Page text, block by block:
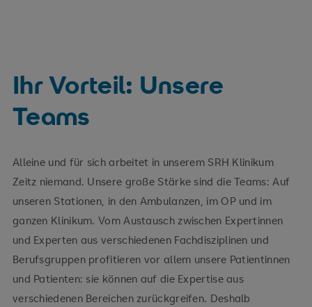
Ihr Vorteil: Unsere
Teams
Alleine und für sich arbeitet in unserem SRH Klinikum
Zeitz niemand. Unsere große Stärke sind die Teams: Auf
unseren Stationen, in den Ambulanzen, im OP und im
ganzen Klinikum. Vom Austausch zwischen Expertinnen
und Experten aus verschiedenen Fachdisziplinen und
Berufsgruppen profitieren vor allem unsere Patientinnen
und Patienten: sie können auf die Expertise aus
verschiedenen Bereichen zurückgreifen. Deshalb